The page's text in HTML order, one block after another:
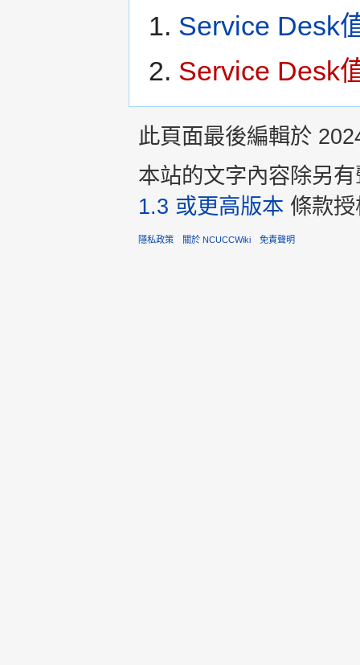
Service Desk
Service Desk
此頁面最後編輯於
本站的文字內容除另
1.3 或更高版本 條款
隱私政策 關於 NCUCCWiki 免責聲明